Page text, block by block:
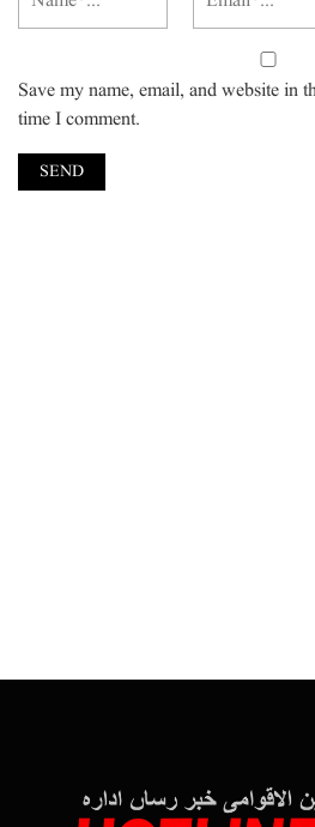
Save my name, email, and website in
time I comment.